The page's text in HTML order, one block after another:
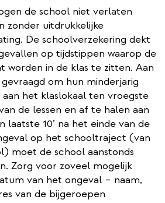
de school niet verlaten
zonder uitdrukkelijke
De schoolverzekering dekt
op tijdstippen waarop de
worden in de klas te zitten. Aan
om hun minderjarig
het klaslokaal ten vroegste
de lessen en af te halen aan
laatste 10’ na het einde van de
op het schooltraject (van
moet de school aanstonds
Zorg voor zoveel mogelijk
van het ongeval – naam,
van de bijgeroepen